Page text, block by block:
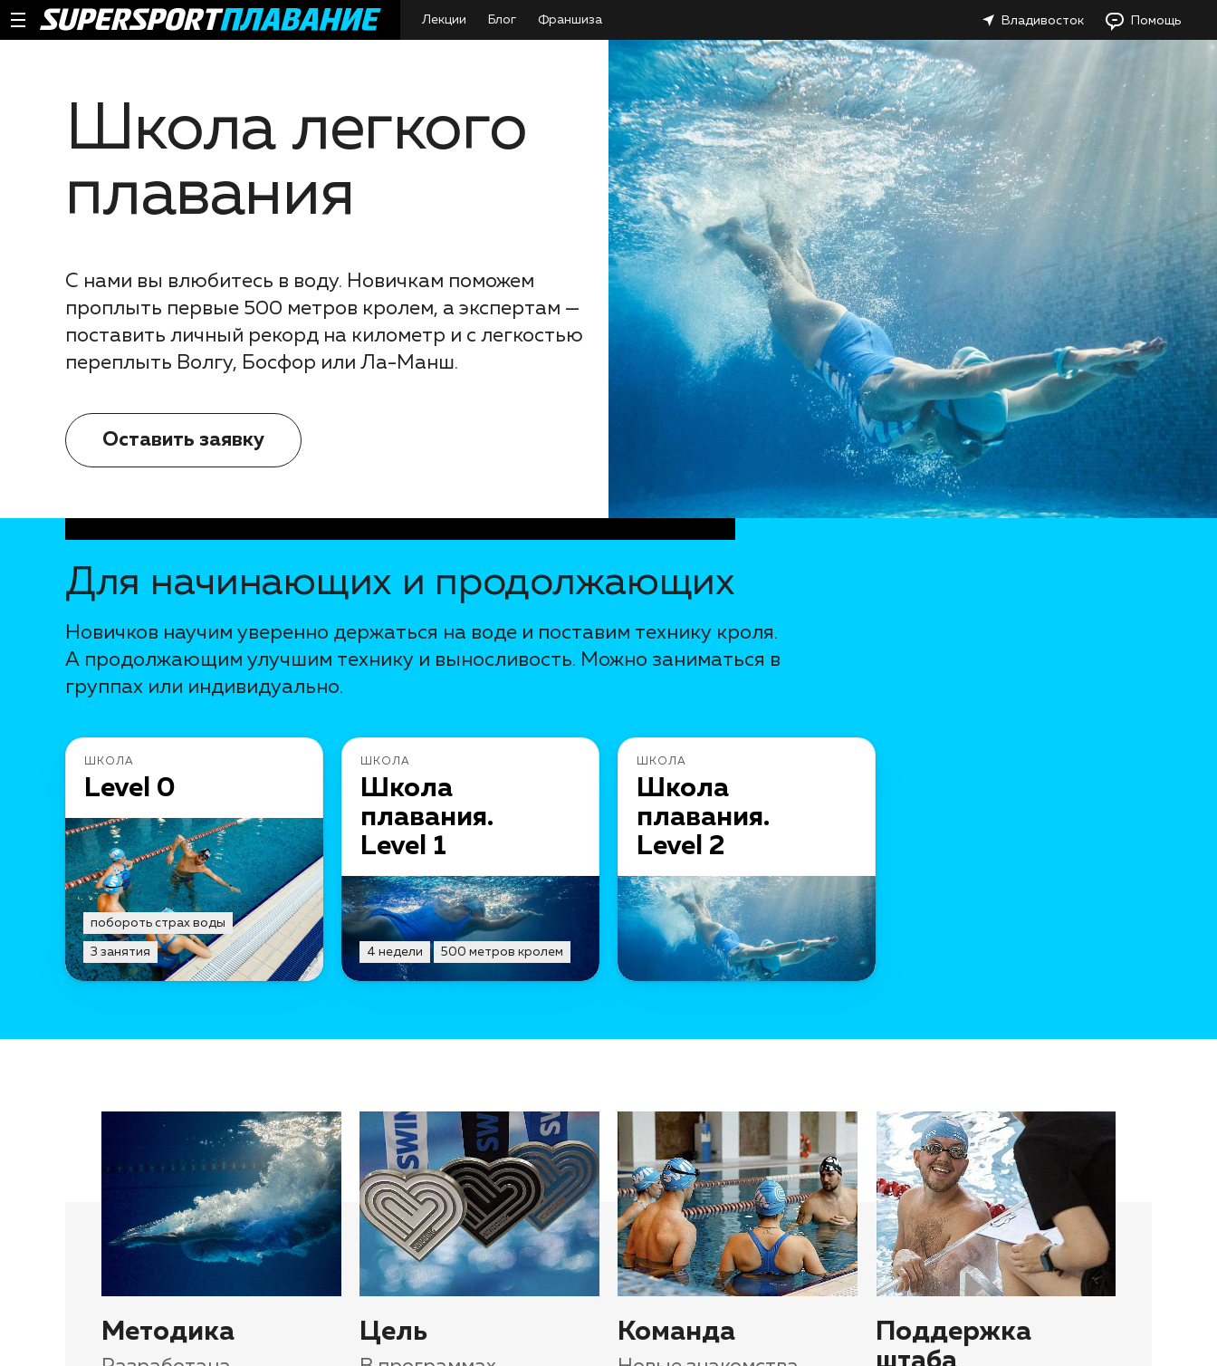
Лекции Блог Франшиза Владивосток Помощь
Школа легкого
плавания
С нами вы влюбитесь в воду. Новичкам поможем
проплыть первые 500 метров кролем, а экспертам —
поставить личный рекорд на километр и с легкостью
переплыть Волгу, Босфор или Ла-Манш.
Оставить заявку
Для начинающих и продолжающих
Новичков научим уверенно держаться на воде и поставим технику кроля.
А продолжающим улучшим технику и выносливость. Можно заниматься в
группах или индивидуально.
ШКОЛА
Level 0
побороть страх воды
3 занятия
ШКОЛА
Школа
плавания.
Level 1
4 недели 500 метров кролем
ШКОЛА
Школа
плавания.
Level 2
Методика Цель Команда
Поддержка